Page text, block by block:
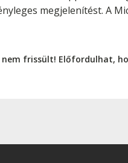
megjelenítést. A
frissült! Előfordulhat,